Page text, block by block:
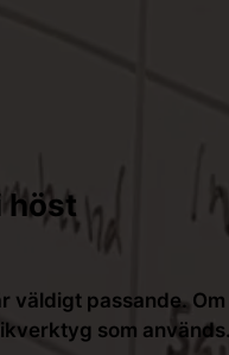
höst
väldigt passande.
som används.